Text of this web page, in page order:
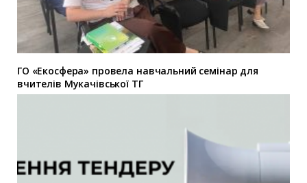
ГО «Екосфера» провела навчальний семінар для
вчителів Мукачівської ТГ